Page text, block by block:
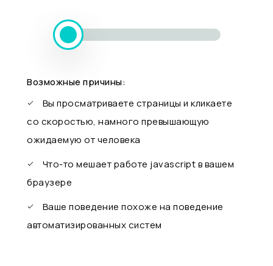
Возможные причины:
Вы просматриваете страницы и кликаете
со скоростью, намного превышающую
ожидаемую от человека
Что-то мешает работе javascript в вашем
браузере
Ваше поведение похоже на поведение
автоматизированных систем